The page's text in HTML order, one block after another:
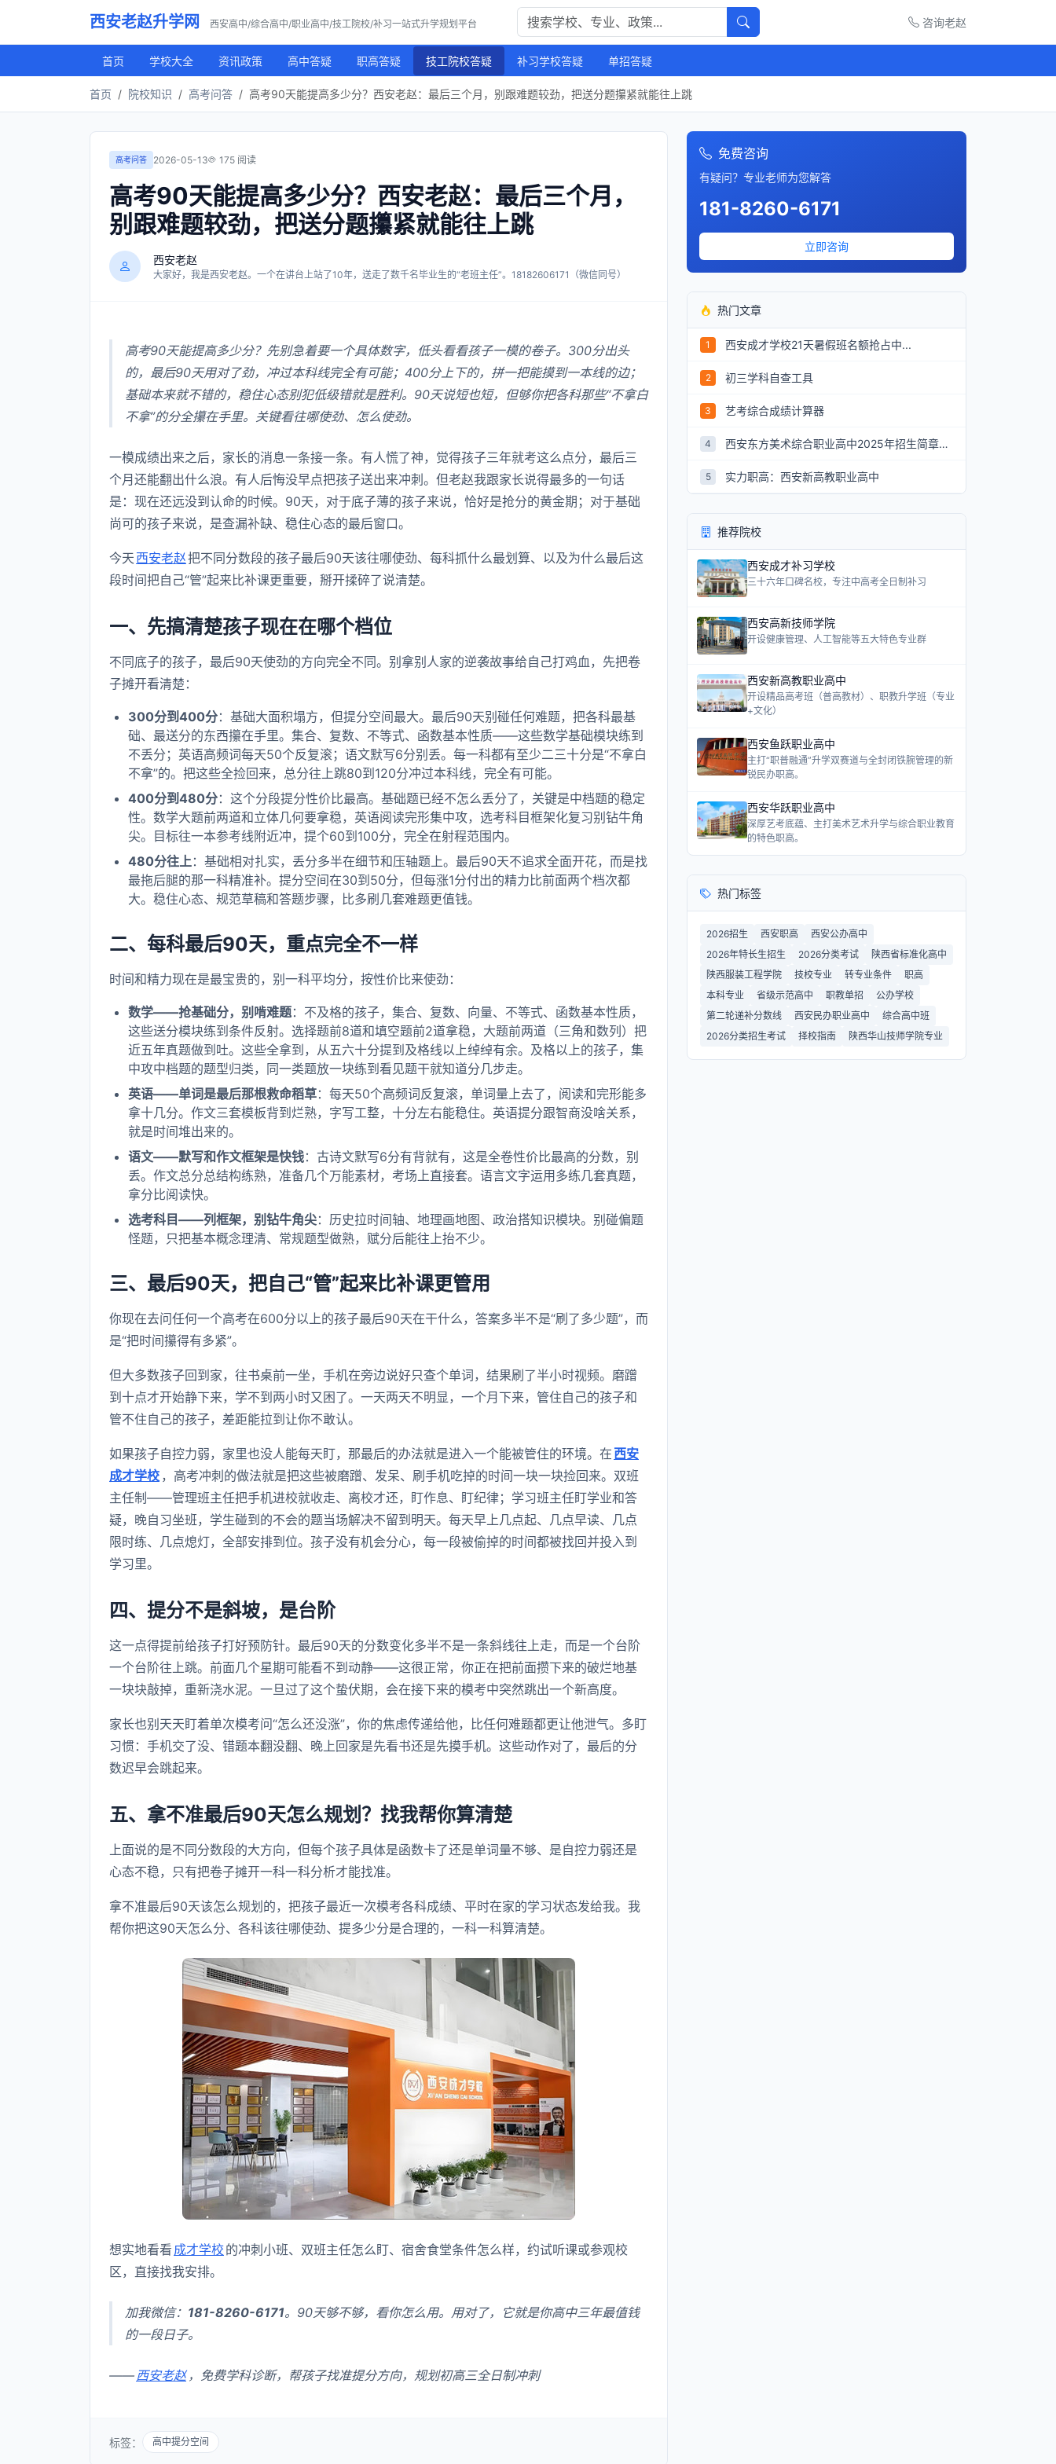
西安老赵升学网 西安高中/综合高中/职业高中/技工院校/补习一站式升学规划平台 咨询老赵
首页 学校大全 资讯政策 高中答疑 职高答疑 技工院校答疑 补习学校答疑 单招答疑
首页 院校知识 高考问答 高考90天能提高多少分？西安老赵：最后三个月，别跟难题较劲，把送分题攥紧就能往上跳
高考问答 2026-05-13 175 阅读
高考90天能提高多少分？西安老赵：最后三个月，
别跟难题较劲，把送分题攥紧就能往上跳
西安老赵
大家好，我是西安老赵。一个在讲台上站了10年，送走了数千名毕业生的“老班主任”。18182606171（微信同号）
高考90天能提高多少分？先别急着要一个具体数字，低头看看孩子一模的卷子。300分出头
的，最后90天用对了劲，冲过本科线完全有可能；400分上下的，拼一把能摸到一本线的边；
基础本来就不错的，稳住心态别犯低级错就是胜利。90天说短也短，但够你把各科那些“不拿白
不拿”的分全攥在手里。关键看往哪使劲、怎么使劲。
一模成绩出来之后，家长的消息一条接一条。有人慌了神，觉得孩子三年就考这么点分，最后三
个月还能翻出什么浪。有人后悔没早点把孩子送出来冲刺。但老赵我跟家长说得最多的一句话
是：现在还远没到认命的时候。90天，对于底子薄的孩子来说，恰好是抢分的黄金期；对于基础
尚可的孩子来说，是查漏补缺、稳住心态的最后窗口。
今天 西安老赵把不同分数段的孩子最后90天该往哪使劲、每科抓什么最划算、以及为什么最后这
段时间把自己“管”起来比补课更重要，掰开揉碎了说清楚。
一、先搞清楚孩子现在在哪个档位
不同底子的孩子，最后90天使劲的方向完全不同。别拿别人家的逆袭故事给自己打鸡血，先把卷
子摊开看清楚：
300分到400分：基础大面积塌方，但提分空间最大。最后90天别碰任何难题，把各科最基
础、最送分的东西攥在手里。集合、复数、不等式、函数基本性质——这些数学基础模块练到
不丢分；英语高频词每天50个反复滚；语文默写6分别丢。每一科都有至少二三十分是“不拿白
不拿”的。把这些全捡回来，总分往上跳80到120分冲过本科线，完全有可能。
400分到480分：这个分段提分性价比最高。基础题已经不怎么丢分了，关键是中档题的稳定
性。数学大题前两道和立体几何要拿稳，英语阅读完形集中攻，选考科目框架化复习别钻牛角
尖。目标往一本参考线附近冲，提个60到100分，完全在射程范围内。
480分往上：基础相对扎实，丢分多半在细节和压轴题上。最后90天不追求全面开花，而是找
最拖后腿的那一科精准补。提分空间在30到50分，但每涨1分付出的精力比前面两个档次都
大。稳住心态、规范草稿和答题步骤，比多刷几套难题更值钱。
二、每科最后90天，重点完全不一样
时间和精力现在是最宝贵的，别一科平均分，按性价比来使劲：
数学——抢基础分，别啃难题：不及格的孩子，集合、复数、向量、不等式、函数基本性质，
这些送分模块练到条件反射。选择题前8道和填空题前2道拿稳，大题前两道（三角和数列）把
近五年真题做到吐。这些全拿到，从五六十分提到及格线以上绰绰有余。及格以上的孩子，集
中攻中档题的题型归类，同一类题放一块练到看见题干就知道分几步走。
英语——单词是最后那根救命稻草：每天50个高频词反复滚，单词量上去了，阅读和完形能多
拿十几分。作文三套模板背到烂熟，字写工整，十分左右能稳住。英语提分跟智商没啥关系，
就是时间堆出来的。
语文——默写和作文框架是快钱：古诗文默写6分有背就有，这是全卷性价比最高的分数，别
丢。作文总分总结构练熟，准备几个万能素材，考场上直接套。语言文字运用多练几套真题，
拿分比阅读快。
选考科目——列框架，别钻牛角尖：历史拉时间轴、地理画地图、政治搭知识模块。别碰偏题
怪题，只把基本概念理清、常规题型做熟，赋分后能往上抬不少。
三、最后90天，把自己“管”起来比补课更管用
你现在去问任何一个高考在600分以上的孩子最后90天在干什么，答案多半不是“刷了多少题”，而
是“把时间攥得有多紧”。
但大多数孩子回到家，往书桌前一坐，手机在旁边说好只查个单词，结果刷了半小时视频。磨蹭
到十点才开始静下来，学不到两小时又困了。一天两天不明显，一个月下来，管住自己的孩子和
管不住自己的孩子，差距能拉到让你不敢认。
如果孩子自控力弱，家里也没人能每天盯，那最后的办法就是进入一个能被管住的环境。在 西安
成才学校 ，高考冲刺的做法就是把这些被磨蹭、发呆、刷手机吃掉的时间一块一块捡回来。双班
主任制——管理班主任把手机进校就收走、离校才还，盯作息、盯纪律；学习班主任盯学业和答
疑，晚自习坐班，学生碰到的不会的题当场解决不留到明天。每天早上几点起、几点早读、几点
限时练、几点熄灯，全部安排到位。孩子没有机会分心，每一段被偷掉的时间都被找回并投入到
学习里。
四、提分不是斜坡，是台阶
这一点得提前给孩子打好预防针。最后90天的分数变化多半不是一条斜线往上走，而是一个台阶
一个台阶往上跳。前面几个星期可能看不到动静——这很正常，你正在把前面攒下来的破烂地基
一块块敲掉，重新浇水泥。一旦过了这个蛰伏期，会在接下来的模考中突然跳出一个新高度。
家长也别天天盯着单次模考问“怎么还没涨”，你的焦虑传递给他，比任何难题都更让他泄气。多盯
习惯：手机交了没、错题本翻没翻、晚上回家是先看书还是先摸手机。这些动作对了，最后的分
数迟早会跳起来。
五、拿不准最后90天怎么规划？找我帮你算清楚
上面说的是不同分数段的大方向，但每个孩子具体是函数卡了还是单词量不够、是自控力弱还是
心态不稳，只有把卷子摊开一科一科分析才能找准。
拿不准最后90天该怎么规划的，把孩子最近一次模考各科成绩、平时在家的学习状态发给我。我
帮你把这90天怎么分、各科该往哪使劲、提多少分是合理的，一科一科算清楚。
想实地看看 成才学校的冲刺小班、双班主任怎么盯、宿舍食堂条件怎么样，约试听课或参观校
区，直接找我安排。
加我微信： 181-8260-6171。90天够不够，看你怎么用。用对了，它就是你高中三年最值钱
的一段日子。
—— 西安老赵 ，免费学科诊断，帮孩子找准提分方向，规划初高三全日制冲刺
标签： 高中提分空间
免费咨询
有疑问？专业老师为您解答
181-8260-6171
立即咨询
热门文章
1 西安成才学校21天暑假班名额抢占中...
2 初三学科自查工具
3 艺考综合成绩计算器
4 西安东方美术综合职业高中2025年招生简章：艺术升学新航道
5 实力职高：西安新高教职业高中
推荐院校
西安成才补习学校
三十六年口碑名校，专注中高考全日制补习
西安高新技师学院
开设健康管理、人工智能等五大特色专业群
西安新高教职业高中
开设精品高考班（普高教材）、职教升学班（专业
+文化）
西安鱼跃职业高中
主打“职普融通”升学双赛道与全封闭铁腕管理的新
锐民办职高。
西安华跃职业高中
深厚艺考底蕴、主打美术艺术升学与综合职业教育
的特色职高。
热门标签
2026招生 西安职高
西安公办高中
2026年特长生招生
2026分类考试
陕西省标准化高中
陕西服装工程学院
技校专业 转专业条件
职高
本科专业
省级示范高中 职教单招
公办学校
第二轮递补分数线
西安民办职业高中
综合高中班
2026分类招生考试
择校指南 陕西华山技师学院专业